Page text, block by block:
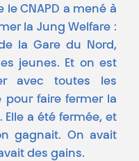
le CNAPD a mené à
la Jung Welfare :
la Gare du Nord,
jeunes. Et on est
avec toutes les
pour faire fermer la
Elle a été fermée, et
gagnait. On avait
des gains.